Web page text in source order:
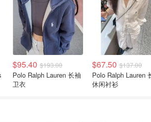
$95.40 $193.00
Polo Ralph Lauren 长袖
卫衣
$67.50 $137.00
Polo Ralph Lauren
休闲衬衫